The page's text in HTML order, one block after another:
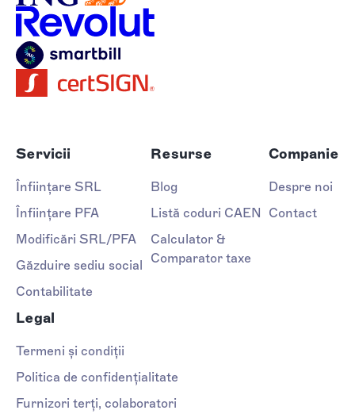
Servicii
Înființare SRL
Înființare PFA
Modificări SRL/PFA
Găzduire sediu social
Contabilitate
Resurse
Blog
Listă coduri CAEN
Calculator &
Comparator taxe
Companie
Despre noi
Contact
Legal
Termeni și condiții
Politica de confidențialitate
Furnizori terți, colaboratori